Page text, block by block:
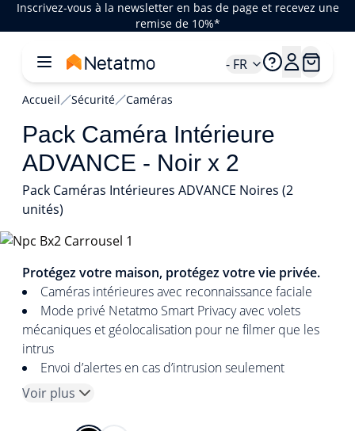
Inscrivez-vous à la newsletter en bas de page et recevez une
remise de 10%*
- FR
Accueil Sécurité Caméras
Pack Caméra Intérieure
ADVANCE - Noir x 2
Pack Caméras Intérieures ADVANCE Noires (2
unités)
Protégez votre maison, protégez votre vie privée.
Caméras intérieures avec reconnaissance faciale
Mode privé Netatmo Smart Privacy avec volets
mécaniques et géolocalisation pour ne filmer que les
intrus
Envoi d’alertes en cas d’intrusion seulement
Voir plus